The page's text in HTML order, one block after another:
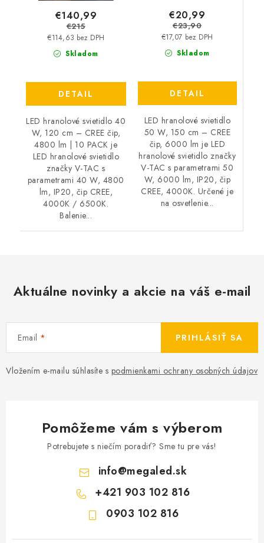
Skladom
€114,63 bez DPH
€140,99
€215
DETAIL
LED hranolové svietidlo 40
W, 120 cm – CREE čip,
4800 lm | 10 PACK je
LED hranolové svietidlo
značky V-TAC s
parametrami 40 W, 4800
lm, IP20, čip CREE,
4000K / 6500K.
Balenie...
Skladom
€17,07 bez DPH
€20,99
€23,90
DETAIL
LED hranolové svietidlo
50 W, 150 cm – CREE
čip, 6000 lm je LED
hranolové svietidlo značky
V-TAC s parametrami 50
W, 6000 lm, IP20, čip
CREE, 4000K. Určené je
na osvetlenie...
Aktuálne novinky a akcie na váš e-mail
Email
Vložením e-mailu súhlasíte s podmienkami ochrany osobných údajov
PRIHLÁSIŤ SA
Pomôžeme vám s výberom
Potrebujete s niečím poradiť? Sme tu pre vás!
info@megaled.sk
+421 903 102 816
0903 102 816